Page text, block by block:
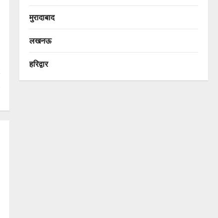
मुरादाबाद
लखनऊ
हरिद्वार